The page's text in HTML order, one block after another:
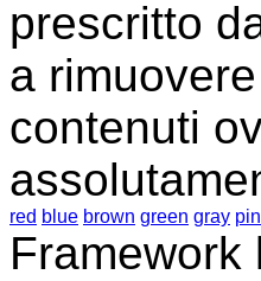
prescritto
a
contenuti
red blue brown green gray
Framework